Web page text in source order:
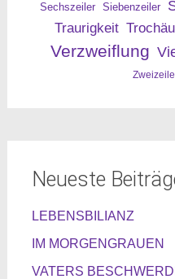
Sechszeiler Siebenzeiler
Traurigkeit
Verzweiflung
Neueste
LEBENSBILIANZ
IM MORGENGRAUEN
VATERS